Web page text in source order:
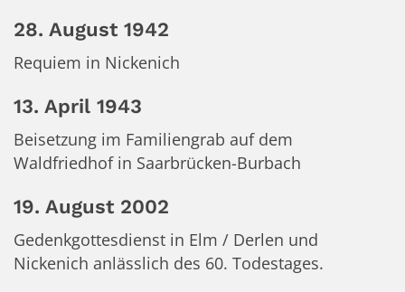
28. August 1942
Requiem in Nickenich
13. April 1943
Beisetzung im Familiengrab auf dem
Waldfriedhof in Saarbrücken-Burbach
19. August 2002
Gedenkgottesdienst in Elm / Derlen und
Nickenich anlässlich des 60. Todestages.